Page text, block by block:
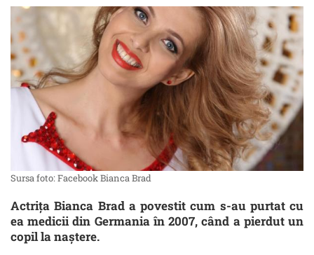
Sursa foto: Facebook Bianca Brad
Actriţa Bianca Brad a povestit cum s-au purtat cu
ea medicii din Germania în 2007, când a pierdut un
copil la naştere.